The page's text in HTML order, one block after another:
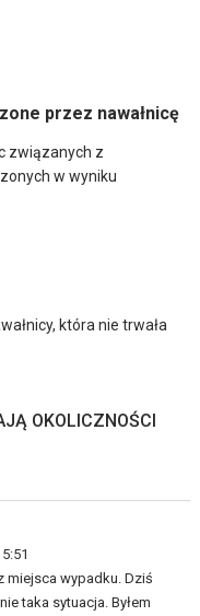
przez nawałnicę
związanych z
w wyniku
która nie trwała
OKOLICZNOŚCI
miejsca wypadku. Dziś
taka sytuacja. Byłem